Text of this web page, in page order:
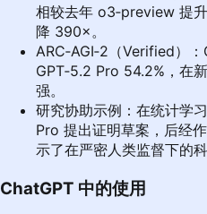
相较去年 o3‑preview 提
降 390×。
ARC‑AGI‑2（Verified）
GPT‑5.2 Pro 54.2%，在
强。
研究协助示例：在统计学
Pro 提出证明草案，后经
示了在严密人类监督下的科
ChatGPT 中的使用